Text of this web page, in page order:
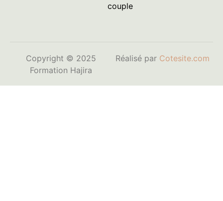
couple
Copyright © 2025
Formation Hajira
Réalisé par Cotesite.com